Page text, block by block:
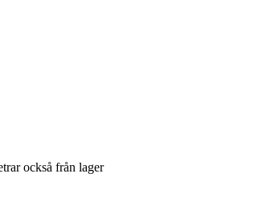
också från lager